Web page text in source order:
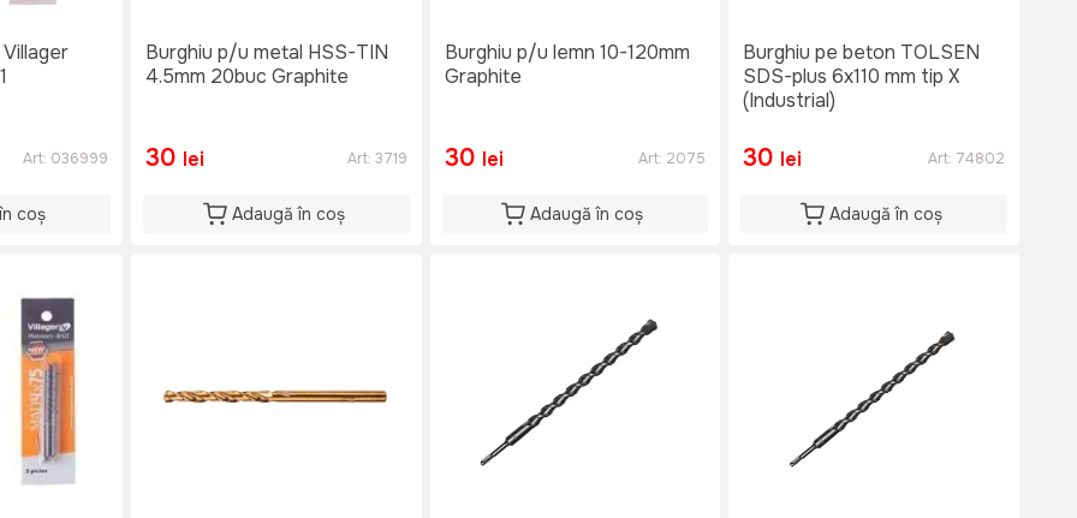
Art: 036999
coș
Burghiu p/u metal HSS-TIN
4.5mm 20buc Graphite
30 lei Art: 3719
Adaugă în coș
Burghiu p/u lemn 10-120mm
Graphite
30 lei Art: 2075
Adaugă în coș
Burghiu pe beton TOLSEN
SDS-plus 6x110 mm tip X
(Industrial)
30 lei Art: 74802
Adaugă în coș